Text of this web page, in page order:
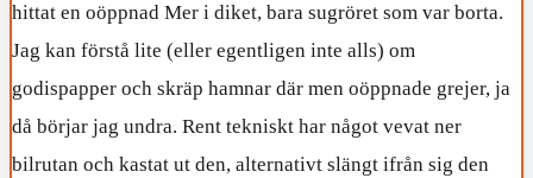
hittat en oöppnad Mer i diket, bara sugröret som var borta.
Jag kan förstå lite (eller egentligen inte alls) om
godispapper och skräp hamnar där men oöppnade grejer, ja
då börjar jag undra. Rent tekniskt har något vevat ner
bilrutan och kastat ut den, alternativt slängt ifrån sig den